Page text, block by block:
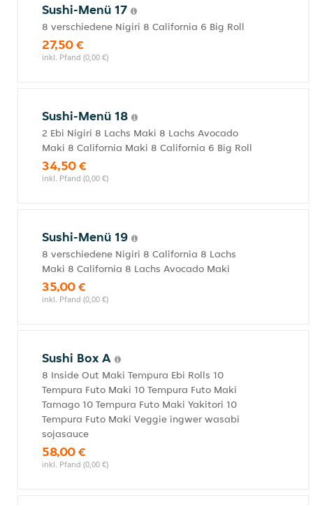
Sushi-Menü 17
8 verschiedene Nigiri 8 California 6 Big Roll
27,50 €
inkl. Pfand (0,00 €)
Sushi-Menü 18
2 Ebi Nigiri 8 Lachs Maki 8 Lachs Avocado
Maki 8 California Maki 8 California 6 Big Roll
34,50 €
inkl. Pfand (0,00 €)
Sushi-Menü 19
8 verschiedene Nigiri 8 California 8 Lachs
Maki 8 California 8 Lachs Avocado Maki
35,00 €
inkl. Pfand (0,00 €)
Sushi Box A
8 Inside Out Maki Tempura Ebi Rolls 10
Tempura Futo Maki 10 Tempura Futo Maki
Tamago 10 Tempura Futo Maki Yakitori 10
Tempura Futo Maki Veggie ingwer wasabi
sojasauce
58,00 €
inkl. Pfand (0,00 €)